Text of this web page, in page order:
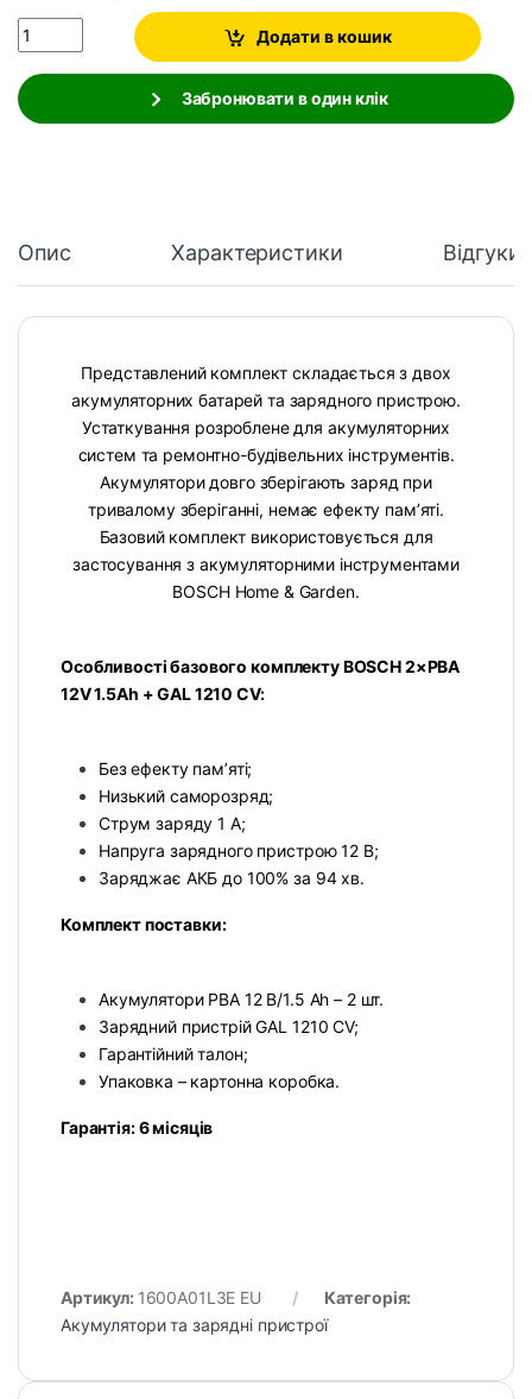
Quantity
Додати в кошик
Забронювати в один клік
Опис Характеристики Відгуки
Представлений комплект складається з двох
акумуляторних батарей та зарядного пристрою.
Устаткування розроблене для акумуляторних
систем та ремонтно-будівельних інструментів.
Акумулятори довго зберігають заряд при
тривалому зберіганні, немає ефекту пам’яті.
Базовий комплект використовується для
застосування з акумуляторними інструментами
BOSCH Home & Garden.
Особливості базового комплекту BOSCH 2×PBA
12V 1.5Ah + GAL 1210 CV:
Без ефекту пам’яті;
Низький саморозряд;
Струм заряду 1 А;
Напруга зарядного пристрою 12 В;
Заряджає АКБ до 100% за 94 хв.
Комплект поставки:
Акумулятори PBA 12 В/1.5 Ah – 2 шт.
Зарядний пристрій GAL 1210 CV;
Гарантійний талон;
Упаковка – картонна коробка.
Гарантія: 6 місяців
Артикул: 1600A01L3E EU
Категорія:
Акумулятори та зарядні пристрої